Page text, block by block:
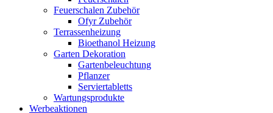
Feuerschalen Zubehör
Ofyr Zubehör
Terrassenheizung
Bioethanol Heizung
Garten Dekoration
Gartenbeleuchtung
Pflanzer
Serviertabletts
Wartungsprodukte
Werbeaktionen